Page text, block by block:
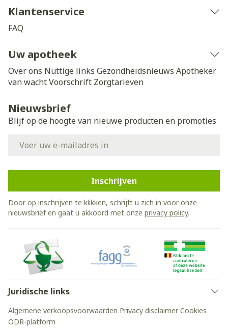
Klantenservice
FAQ
Uw apotheek
Over ons Nuttige links Gezondheidsnieuws Apotheker
van wachtVoorschrift Zorgtarieven
Nieuwsbrief
Blijf op de hoogte van nieuwe producten en promoties
Inschrijven
Door op inschrijven te klikken, schrijft u zich in voor onze
nieuwsbrief en gaat u akkoord met onze privacy policy.
Juridische links
Algemene verkoopsvoorwaarden Privacy disclaimer Cookies
ODR-platform